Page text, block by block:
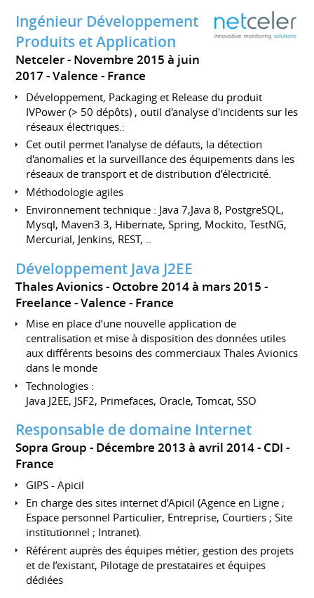
Ingénieur Développement
Produits et Application
Netceler
Novembre 2015 à juin
2017 Valence France
Développement, Packaging et Release du produit
IVPower (> 50 dépôts) , outil d'analyse d'incidents sur les
réseaux électriques.:
Cet outil permet l'analyse de défauts, la détection
d'anomalies et la surveillance des équipements dans les
réseaux de transport et de distribution d’électricité.
Méthodologie agiles
Environnement technique : Java 7,Java 8, PostgreSQL,
Mysql, Maven3.3, Hibernate, Spring, Mockito, TestNG,
Mercurial, Jenkins, REST, ..
Développement Java J2EE
Thales Avionics
Octobre 2014 à mars 2015
Freelance
Valence France
Mise en place d’une nouvelle application de
centralisation et mise à disposition des données utiles
aux différents besoins des commerciaux Thales Avionics
dans le monde
Technologies :
Java J2EE, JSF2, Primefaces, Oracle, Tomcat, SSO
Responsable de domaine Internet
Sopra Group Décembre 2013 à avril 2014 CDI
France
GIPS - Apicil
En charge des sites internet d’Apicil (Agence en Ligne ;
Espace personnel Particulier, Entreprise, Courtiers ; Site
institutionnel ; Intranet).
Référent auprès des équipes métier, gestion des projets
et de l’existant, Pilotage de prestataires et équipes
dédiées